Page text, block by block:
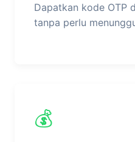
Dapatkan kode OTP
tanpa perlu
💰